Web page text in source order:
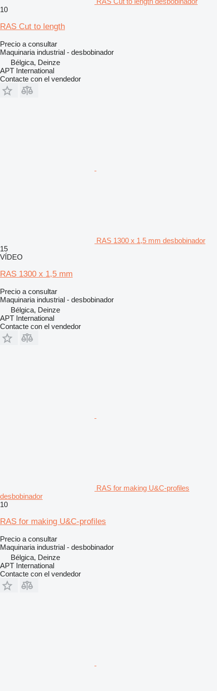
10
RAS Cut to length
Precio a consultar
Maquinaria industrial - desbobinador
Bélgica, Deinze
APT International
Contacte con el vendedor
RAS 1300 x 1,5 mm desbobinador
15
VÍDEO
RAS 1300 x 1,5 mm
Precio a consultar
Maquinaria industrial - desbobinador
Bélgica, Deinze
APT International
Contacte con el vendedor
RAS for making U&C-profiles
desbobinador
10
RAS for making U&C-profiles
Precio a consultar
Maquinaria industrial - desbobinador
Bélgica, Deinze
APT International
Contacte con el vendedor